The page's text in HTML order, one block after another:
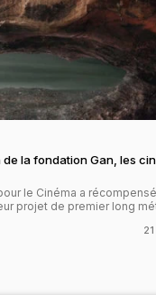
de la fondation Gan, les
le Cinéma a
projet de premier long